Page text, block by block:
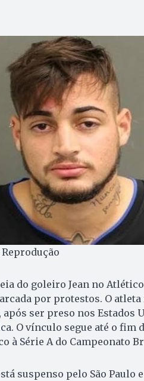
Reprodução
do goleiro Jean no
por protestos. O
após ser preso nos Estados
O vínculo segue até o fim
à Série A do Campeonato
suspenso pelo São